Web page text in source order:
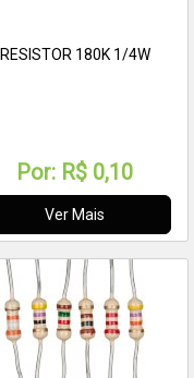
RESISTOR 180K 1/4W
Por: R$ 0,10
Ver Mais